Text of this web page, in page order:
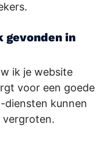
gevonden in
ik je website
voor een goede
diensten kunnen
vergroten.